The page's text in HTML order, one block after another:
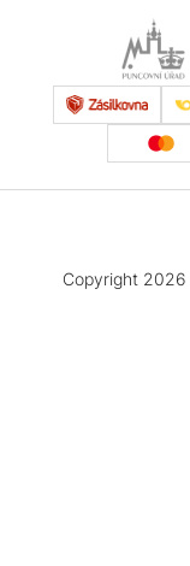
Copyright 2026